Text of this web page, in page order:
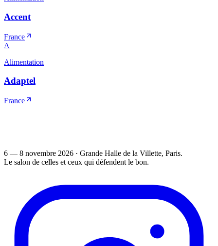
Accent
France
A
Alimentation
Adaptel
France
6 — 8 novembre 2026 · Grande Halle de la Villette, Paris.
Le salon de celles et ceux qui défendent le bon.